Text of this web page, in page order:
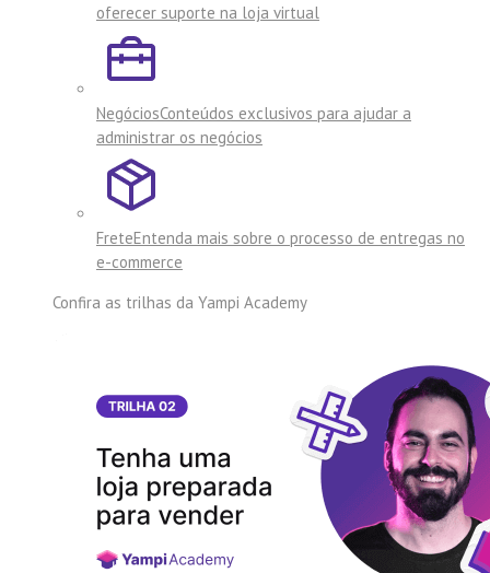
oferecer suporte na loja virtual
NegóciosConteúdos exclusivos para ajudar a
administrar os negócios
FreteEntenda mais sobre o processo de entregas no
e-commerce
Confira as trilhas da Yampi Academy